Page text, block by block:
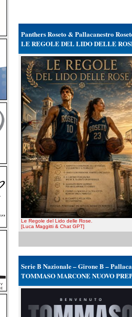
Panthers Roseto & Pallacanestro
LE REGOLE DEL LIDO DELLE
Le Regole del Lido delle Rose.
[Luca Maggitti & Chat GPT]
Serie B Nazionale – Girone B –
TOMMASO MARCONE NUOVO